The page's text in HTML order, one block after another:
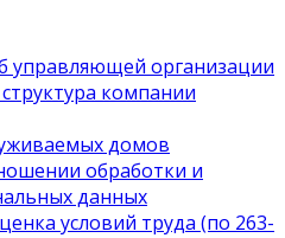
управляющей организации
компании
домов
обработки и
данных
условий труда (по 263-